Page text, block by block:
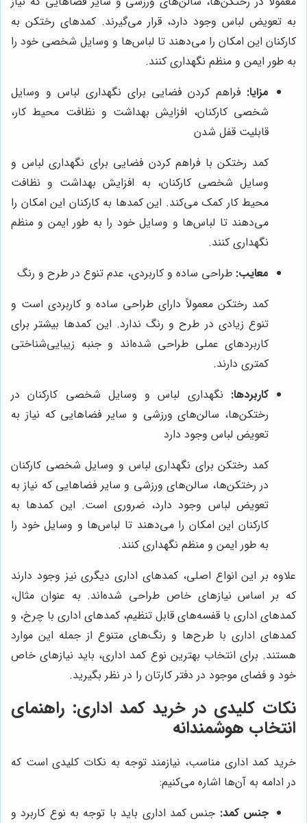
به تعویض لباس وجود دارد، قرار می‌گیرند. کمدهای رختکن به
کارکنان این امکان را می‌دهند تا لباس‌ها و وسایل شخصی خود را
به طور ایمن و منظم نگهداری کنند.
مزایا: فراهم کردن فضایی برای نگهداری لباس و وسایل
شخصی کارکنان، افزایش بهداشت و نظافت محیط کار،
قابلیت قفل شدن
کمد رختکن با فراهم کردن فضایی برای نگهداری لباس و
وسایل شخصی کارکنان، به افزایش بهداشت و نظافت
محیط کار کمک می‌کند. این کمدها به کارکنان این امکان را
می‌دهند تا لباس‌ها و وسایل خود را به طور ایمن و منظم
نگهداری کنند.
معایب: طراحی ساده و کاربردی، عدم تنوع در طرح و رنگ
کمد رختکن معمولاً دارای طراحی ساده و کاربردی است و
تنوع زیادی در طرح و رنگ ندارد. این کمدها بیشتر برای
کاربردهای عملی طراحی شده‌اند و جنبه زیبایی‌شناختی
کمتری دارند.
کاربردها: نگهداری لباس و وسایل شخصی کارکنان در
رختکن‌ها، سالن‌های ورزشی و سایر فضاهایی که نیاز به
تعویض لباس وجود دارد
کمد رختکن برای نگهداری لباس و وسایل شخصی کارکنان
در رختکن‌ها، سالن‌های ورزشی و سایر فضاهایی که نیاز به
تعویض لباس وجود دارد، ضروری است. این کمدها به
کارکنان این امکان را می‌دهند تا لباس‌ها و وسایل خود را
به طور ایمن و منظم نگهداری کنند.
علاوه بر این انواع اصلی، کمدهای اداری دیگری نیز وجود دارند
که بر اساس نیازهای خاص طراحی شده‌اند. به عنوان مثال،
کمدهای اداری با قفسه‌های قابل تنظیم، کمدهای اداری با چرخ، و
کمدهای اداری با طرح‌ها و رنگ‌های متنوع از جمله این موارد
هستند. برای انتخاب بهترین نوع کمد اداری، باید نیازهای خاص
خود و فضای موجود در دفتر کارتان را در نظر بگیرید.
نکات کلیدی در خرید کمد اداری: راهنمای
انتخاب هوشمندانه
خرید کمد اداری مناسب، نیازمند توجه به نکات کلیدی است که
در ادامه به آن‌ها اشاره می‌کنیم:
جنس کمد: جنس کمد اداری باید با توجه به نوع کاربرد و